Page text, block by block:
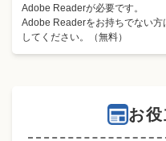
Adobe Readerが必要です。
Adobe Readerをお持ちでない
してください。（無料）
お